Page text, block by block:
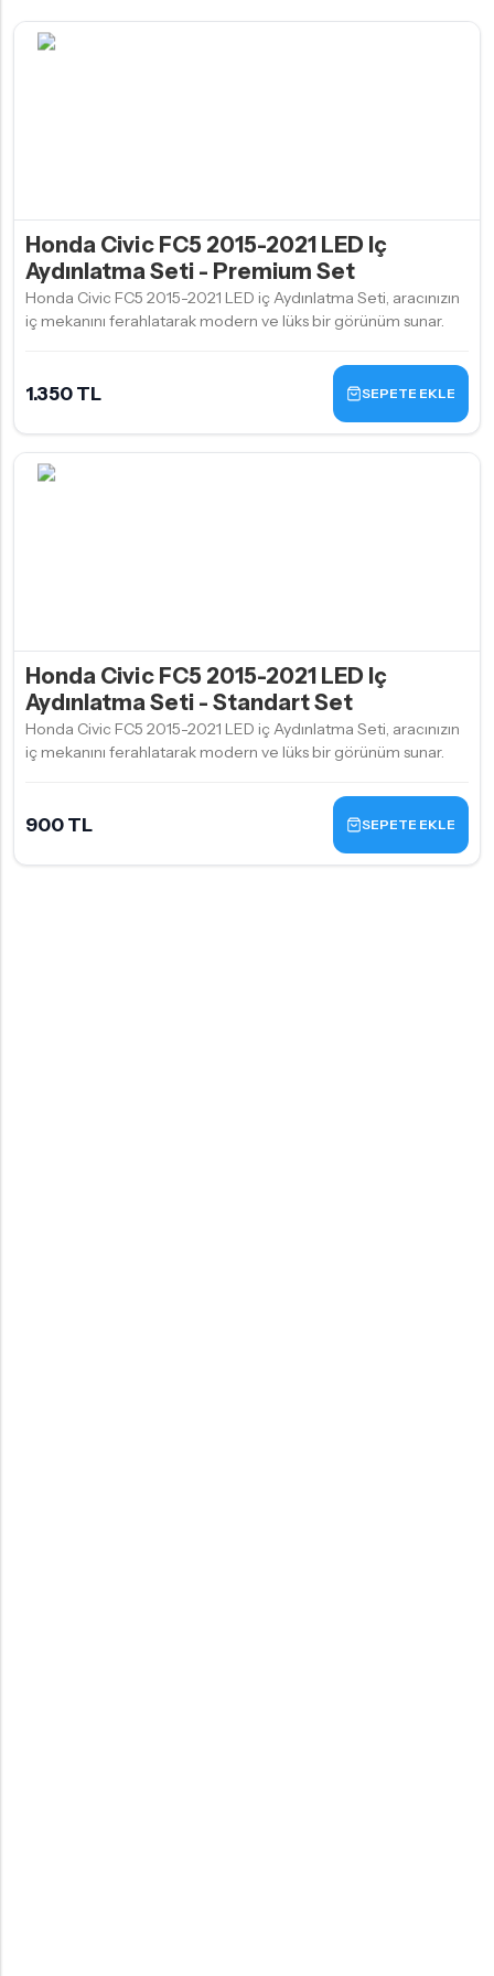
Honda Civic FC5 2015-2021 LED Iç
Aydınlatma Seti - Premium Set
Honda Civic FC5 2015-2021 LED iç Aydınlatma Seti, aracınızın
iç mekanını ferahlatarak modern ve lüks bir görünüm sunar.
1.350 TL SEPETE EKLE
Honda Civic FC5 2015-2021 LED Iç
Aydınlatma Seti - Standart Set
Honda Civic FC5 2015-2021 LED iç Aydınlatma Seti, aracınızın
iç mekanını ferahlatarak modern ve lüks bir görünüm sunar.
900 TL SEPETE EKLE